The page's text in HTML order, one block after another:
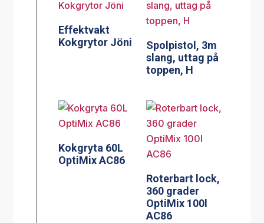
Effektvakt
Kokgrytor Jöni
Spolpistol, 3m
slang, uttag på
toppen, H
Kokgryta 60L
OptiMix AC86
Roterbart lock,
360 grader
OptiMix 100l
AC86